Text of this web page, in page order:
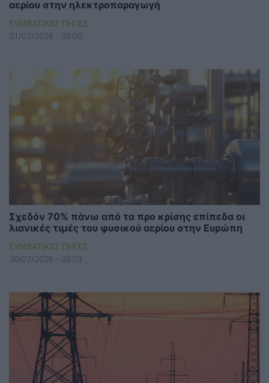
αερίου στην ηλεκτροπαραγωγή
ΣΥΜΒΑΤΙΚΕΣ ΠΗΓΕΣ
31/07/2026 - 08:00
Σχεδόν 70% πάνω από τα προ κρίσης επίπεδα οι
λιανικές τιμές του φυσικού αερίου στην Ευρώπη
ΣΥΜΒΑΤΙΚΕΣ ΠΗΓΕΣ
30/07/2026 - 08:03